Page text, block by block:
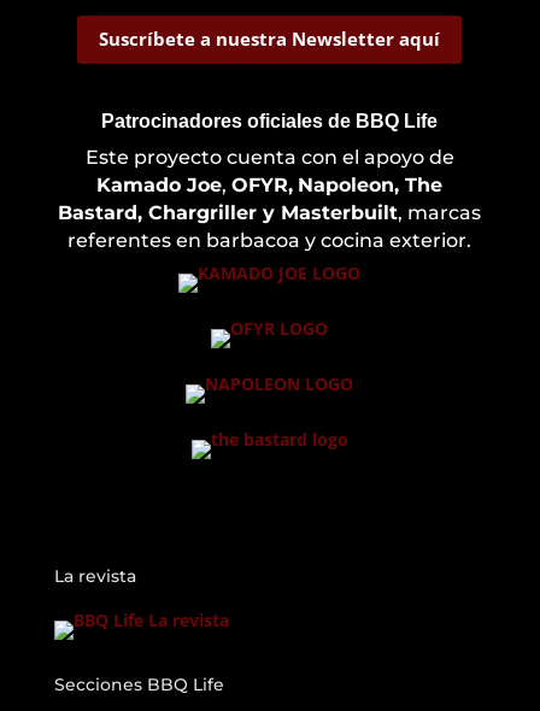
Suscríbete a nuestra Newsletter aquí
Patrocinadores oficiales de BBQ Life
Este proyecto cuenta con el apoyo de
Kamado Joe,OFYR, Napoleon, The
Bastard, Chargriller y Masterbuilt, marcas
referentes en barbacoa y cocina exterior.
La revista
Secciones BBQ Life